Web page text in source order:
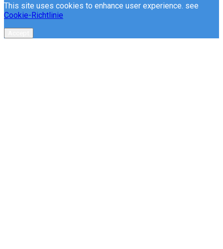
This site uses cookies to enhance user experience. see
Cookie-Richtlinie